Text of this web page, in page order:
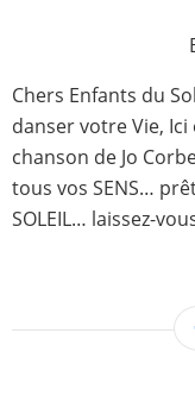
Chers Enfants du
danser votre Vie,
chanson de Jo
tous vos SENS…
SOLEIL… laissez-